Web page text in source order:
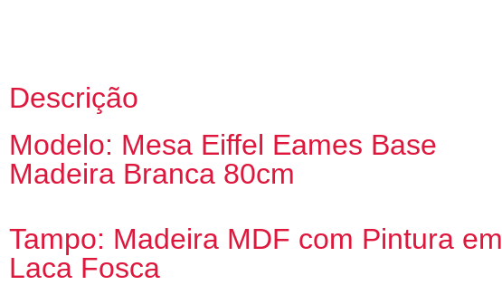
Descrição
Modelo: Mesa Eiffel Eames Base
Madeira Branca 80cm
Tampo: Madeira MDF com Pintura em
Laca Fosca